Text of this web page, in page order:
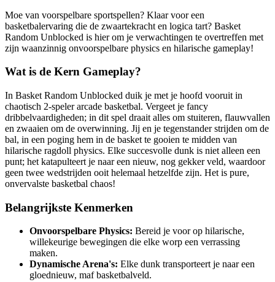
Moe van voorspelbare sportspellen? Klaar voor een
basketbalervaring die de zwaartekracht en logica tart? Basket
Random Unblocked is hier om je verwachtingen te overtreffen met
zijn waanzinnig onvoorspelbare physics en hilarische gameplay!
Wat is de Kern Gameplay?
In Basket Random Unblocked duik je met je hoofd vooruit in
chaotisch 2-speler arcade basketbal. Vergeet je fancy
dribbelvaardigheden; in dit spel draait alles om stuiteren, flauwvallen
en zwaaien om de overwinning. Jij en je tegenstander strijden om de
bal, in een poging hem in de basket te gooien te midden van
hilarische ragdoll physics. Elke succesvolle dunk is niet alleen een
punt; het katapulteert je naar een nieuw, nog gekker veld, waardoor
geen twee wedstrijden ooit helemaal hetzelfde zijn. Het is pure,
onvervalste basketbal chaos!
Belangrijkste Kenmerken
Onvoorspelbare Physics: Bereid je voor op hilarische,
willekeurige bewegingen die elke worp een verrassing
maken.
Dynamische Arena's: Elke dunk transporteert je naar een
gloednieuw, maf basketbalveld.